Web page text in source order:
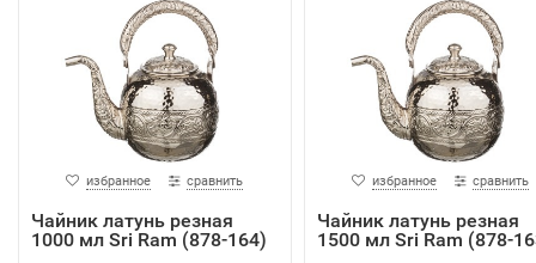
избранное сравнить
Чайник латунь резная
1000 мл Sri Ram (878-164)
избранное сравнить
Чайник латунь резная
1500 мл Sri Ram (878-